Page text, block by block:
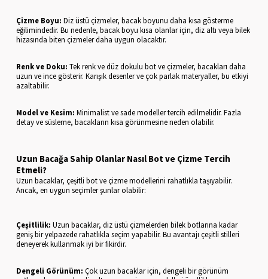
Çizme Boyu: Diz üstü çizmeler, bacak boyunu daha kısa gösterme
eğilimindedir. Bu nedenle, bacak boyu kısa olanlar için, diz altı veya bilek
hizasında biten çizmeler daha uygun olacaktır.
Renk ve Doku: Tek renk ve düz dokulu bot ve çizmeler, bacakları daha
uzun ve ince gösterir. Karışık desenler ve çok parlak materyaller, bu etkiyi
azaltabilir.
Model ve Kesim: Minimalist ve sade modeller tercih edilmelidir. Fazla
detay ve süsleme, bacakların kısa görünmesine neden olabilir.
Uzun Bacağa Sahip Olanlar Nasıl Bot ve Çizme Tercih
Etmeli?
Uzun bacaklar, çeşitli bot ve çizme modellerini rahatlıkla taşıyabilir.
Ancak, en uygun seçimler şunlar olabilir:
Çeşitlilik: Uzun bacaklar, diz üstü çizmelerden bilek botlarına kadar
geniş bir yelpazede rahatlıkla seçim yapabilir. Bu avantajı çeşitli stilleri
deneyerek kullanmak iyi bir fikirdir.
Dengeli Görünüm: Çok uzun bacaklar için, dengeli bir görünüm